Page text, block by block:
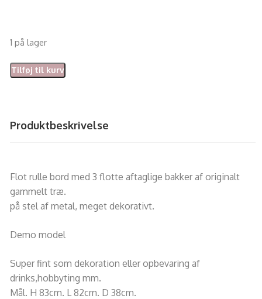
1 på lager
Tilføj til kurv
Produktbeskrivelse
Flot rulle bord med 3 flotte aftaglige bakker af originalt
gammelt træ.
på stel af metal, meget dekorativt.
Demo model
Super fint som dekoration eller opbevaring af
drinks,hobbyting mm.
Mål. H 83cm. L 82cm. D 38cm.